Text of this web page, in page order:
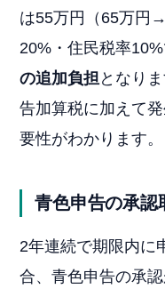
は55万円（65万円
20%・住民税率
の追加負担となり
告加算税に加えて
要性がわかります。
青色申告の承認
2年連続で期限内に
合、青色申告の承